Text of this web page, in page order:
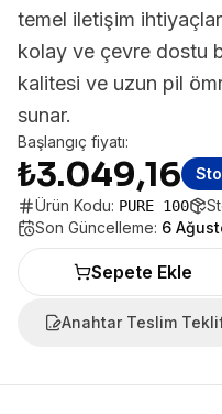
temel iletişim
kolay ve çevre dostu
kalitesi ve uzun pil
sunar.
Başlangıç fiyatı:
₺3.049,16
Ürün Kodu: PURE 100
Son Güncelleme: 6
Sepete Ekle
Anahtar Teslim